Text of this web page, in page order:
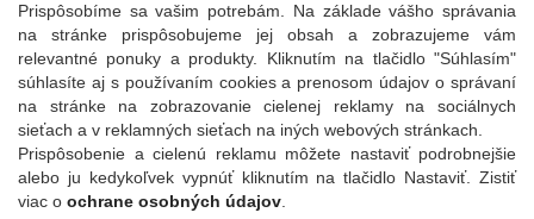
O nás
Kontakt
Služby
Aktuality
NOVINKY NA EMAIL
Prihlásiť
Viac informácií o tejto službe
Prispôsobíme sa vašim potrebám. Na základe vášho správania
na stránke prispôsobujeme jej obsah a zobrazujeme vám
relevantné ponuky a produkty. Kliknutím na tlačidlo "Súhlasím"
súhlasíte aj s používaním cookies a prenosom údajov o správaní
na stránke na zobrazovanie cielenej reklamy na sociálnych
sieťach a v reklamných sieťach na iných webových stránkach.
Prispôsobenie a cielenú reklamu môžete nastaviť podrobnejšie
alebo ju kedykoľvek vypnúť kliknutím na tlačidlo Nastaviť. Zistiť
viac o ochrane osobných údajov